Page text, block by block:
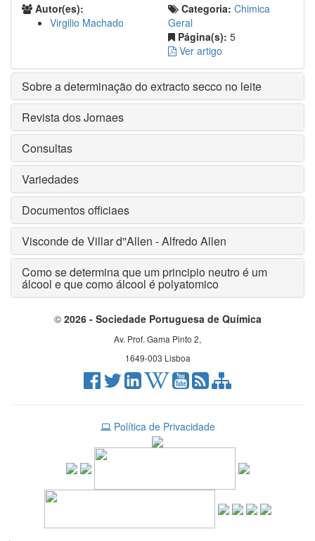
Autor(es):
Virgilio Machado
Categoria: Chimica
Geral
Página(s): 5
Ver artigo
Sobre a determinação do extracto secco no leite
Revista dos Jornaes
Consultas
Variedades
Documentos officiaes
Visconde de Villar d''Allen - Alfredo Allen
Como se determina que um principio neutro é um
álcool e que como álcool é polyatomico
© 2026 - Sociedade Portuguesa de Química
Av. Prof. Gama Pinto 2,
1649-003 Lisboa
Política de Privacidade